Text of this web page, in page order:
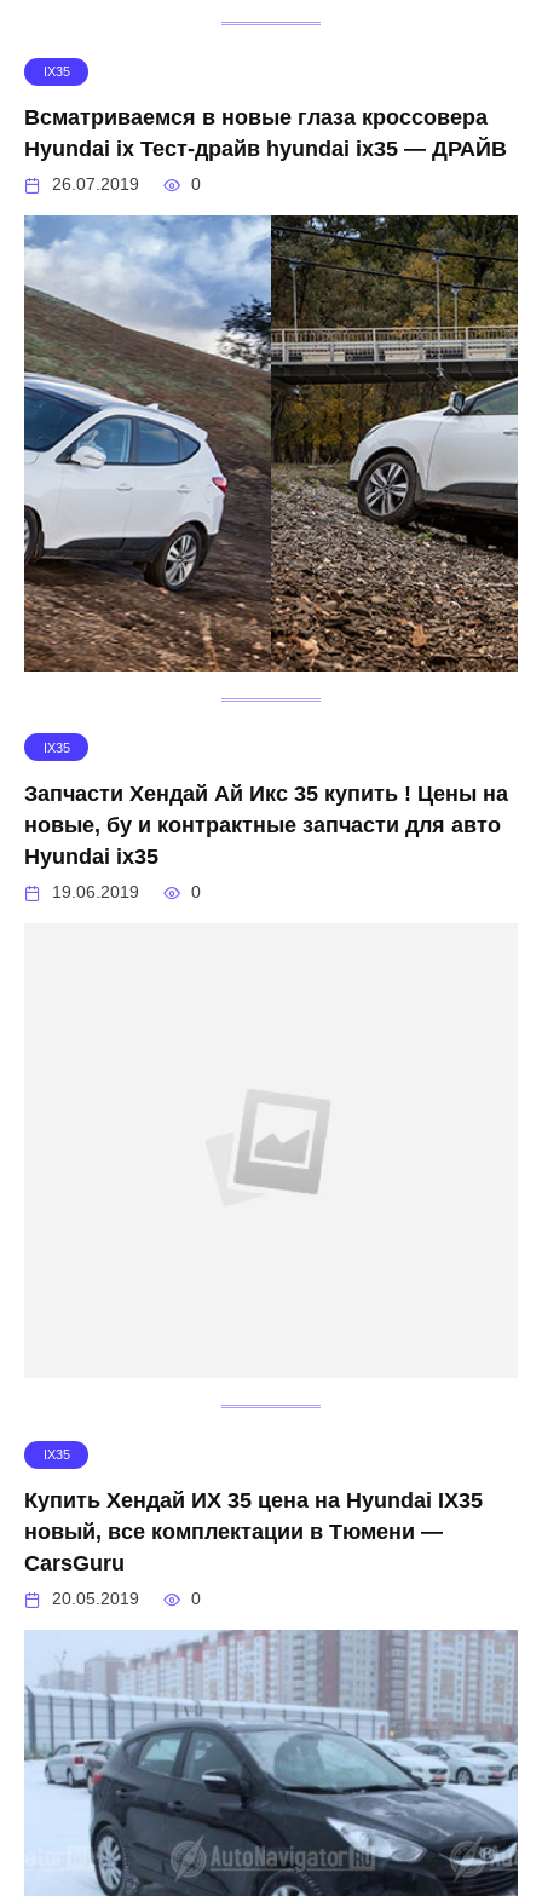
IX35
Всматриваемся в новые глаза кроссовера
Hyundai ix Тест-драйв hyundai ix35 — ДРАЙВ
26.07.2019 0
IX35
Запчасти Хендай Ай Икс 35 купить ! Цены на
новые, бу и контрактные запчасти для авто
Hyundai ix35
19.06.2019 0
IX35
Купить Хендай ИХ 35 цена на Hyundai IX35
новый, все комплектации в Тюмени —
CarsGuru
20.05.2019 0